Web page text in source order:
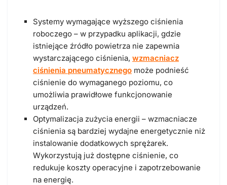
Systemy wymagające wyższego ciśnienia
roboczego – w przypadku aplikacji, gdzie
istniejące źródło powietrza nie zapewnia
wystarczającego ciśnienia, wzmacniacz
ciśnienia pneumatycznego może podnieść
ciśnienie do wymaganego poziomu, co
umożliwia prawidłowe funkcjonowanie
urządzeń.
Optymalizacja zużycia energii – wzmacniacze
ciśnienia są bardziej wydajne energetycznie niż
instalowanie dodatkowych sprężarek.
Wykorzystują już dostępne ciśnienie, co
redukuje koszty operacyjne i zapotrzebowanie
na energię.